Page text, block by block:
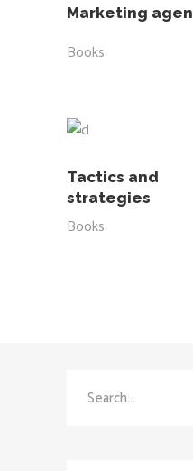
Marketing
Books
ADICIONAR
Tactics and
strategies
Books